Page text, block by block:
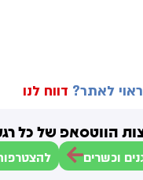
לאתר? דווח לנו
הווטסאפ של כל
וכשרים